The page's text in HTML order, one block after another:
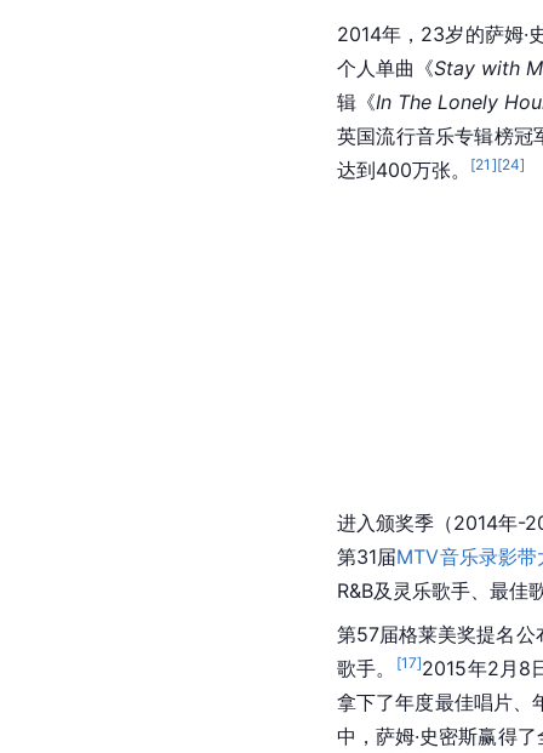
2014年，23岁的萨姆·
个人单曲《Stay with
辑《In The Lonely
英国流行音乐专辑榜冠
达到400万张。
[21 ][24]
进入颁奖季（2014年-
第31届MTV音乐录影带
R&B及灵乐歌手、最佳
第57届格莱美奖提名公
歌手。
[17]2015年2月8
拿下了年度最佳唱片、
中，萨姆·史密斯赢得